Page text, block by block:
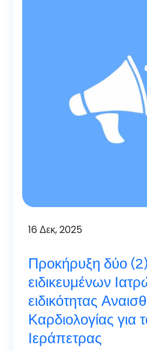
16 Δεκ, 2025
Προκήρυξη δύο
ειδικευμένων
ειδικότητας
Καρδιολογίας για
Ιεράπετρας